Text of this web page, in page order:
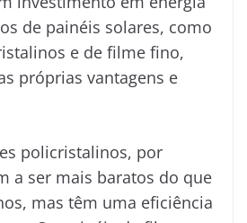
de painéis solares, como
e de filme fino,
próprias vantagens e
policristalinos, por
a ser mais baratos do que
mas têm uma eficiência